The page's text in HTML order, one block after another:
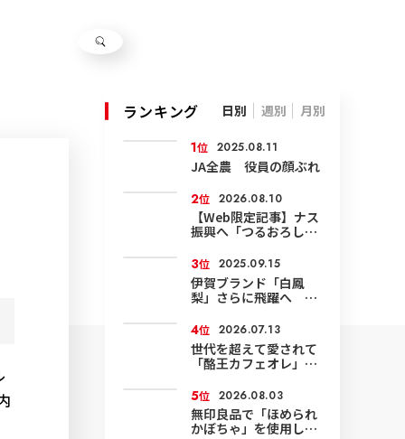
ランキング 日別 週別 月別
1位 2025.08.11
JA全農 役員の顔ぶれ
2位 2026.08.10
【Web限定記事】ナス
振興へ「つるおろし」
3位 2025.09.15
伊賀ブランド「白鳳
梨」さらに飛躍へ 環
積も輸出も拡大
4位 2026.07.13
世代を超えて愛されて
「酪王カフェオレ」50
5位 2026.08.03
無印良品で「ほめられ
かぼちゃ」を使用した